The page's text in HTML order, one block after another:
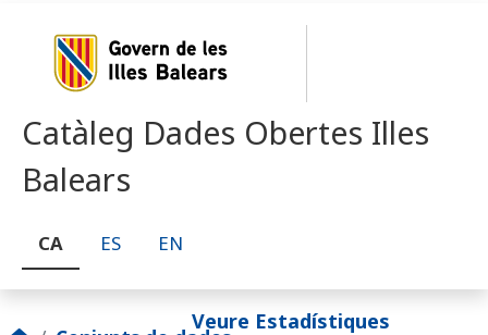
Catàleg Dades Obertes Illes
Balears
CA ES EN
Veure Estadístiques